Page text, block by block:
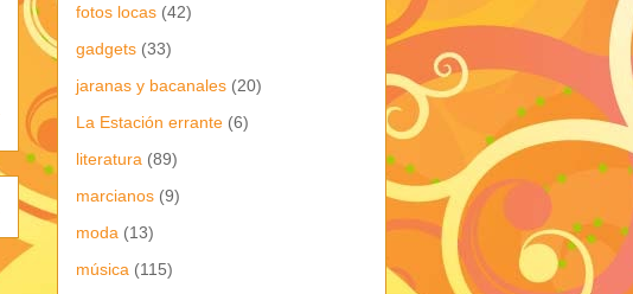
fotos locas (42)
gadgets (33)
jaranas y bacanales (20)
La Estación errante (6)
literatura (89)
marcianos (9)
moda (13)
música (115)